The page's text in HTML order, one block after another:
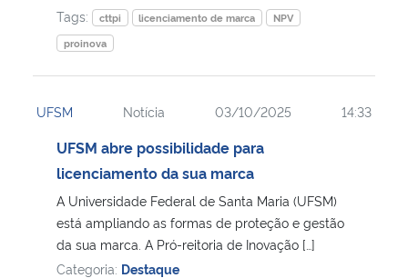
Ministério do Turismo
Ministério do Desenvolvimento Regional
Ministério da Mulher, da Família e dos Direitos Humanos
Secretaria-Geral
Secretaria de Governo
Tags:
cttpi licenciamento de marca
NPV
proinova
UFSM Notícia 03/10/2025 14:33
UFSM abre possibilidade para
licenciamento da sua marca
A Universidade Federal de Santa Maria (UFSM)
está ampliando as formas de proteção e gestão
da sua marca. A Pró-reitoria de Inovação […]
Categoria: Destaque